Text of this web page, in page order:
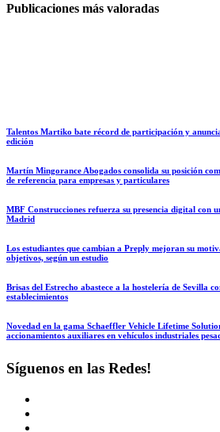
Publicaciones más valoradas
Talentos Martiko bate récord de participación y
edición
Martín Mingorance Abogados consolida su posición
de referencia para empresas y particulares
MBF Construcciones refuerza su presencia digital con
Madrid
Los estudiantes que cambian a Preply mejoran su
objetivos, según un estudio
Brisas del Estrecho abastece a la hostelería de Sevilla
establecimientos
Novedad en la gama Schaeffler Vehicle Lifetime
accionamientos auxiliares en vehículos industriales
Síguenos en las Redes!